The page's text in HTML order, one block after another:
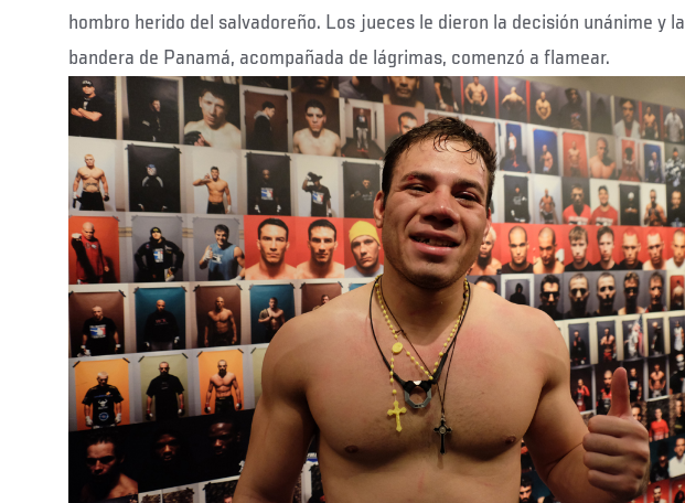
hombro herido del salvadoreño. Los jueces le dieron la decisión unánime y la
bandera de Panamá, acompañada de lágrimas, comenzó a flamear.